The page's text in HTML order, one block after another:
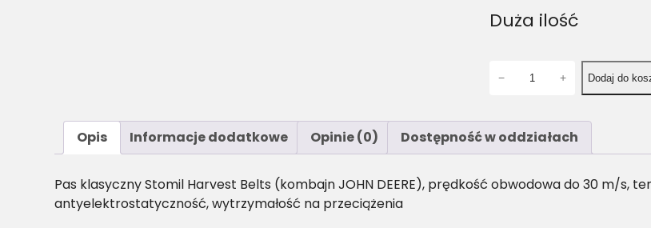
Duża ilość
ś
ć
/
− + Dodaj do
Opis Informacje dodatkowe Opinie (0) Dostępność w oddziałach
Pas klasyczny Stomil Harvest Belts (kombajn JOHN DEERE), prędkość obwodowa do 30 m/s,
antyelektrostatyczność, wytrzymałość na przeciążenia